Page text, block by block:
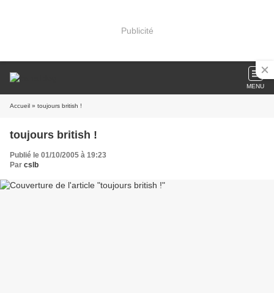
Publicité
MENU
Accueil » toujours british !
toujours british !
Publié le 01/10/2005 à 19:23
Par cslb